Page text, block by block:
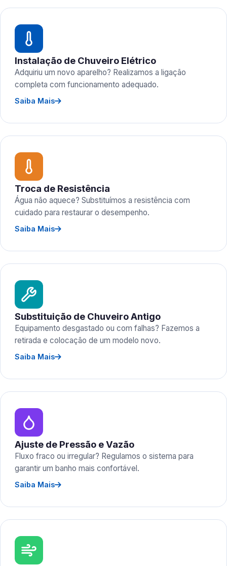
Instalação de Chuveiro Elétrico
Adquiriu um novo aparelho? Realizamos a ligação
completa com funcionamento adequado.
Saiba Mais
Troca de Resistência
Água não aquece? Substituímos a resistência com
cuidado para restaurar o desempenho.
Saiba Mais
Substituição de Chuveiro Antigo
Equipamento desgastado ou com falhas? Fazemos a
retirada e colocação de um modelo novo.
Saiba Mais
Ajuste de Pressão e Vazão
Fluxo fraco ou irregular? Regulamos o sistema para
garantir um banho mais confortável.
Saiba Mais